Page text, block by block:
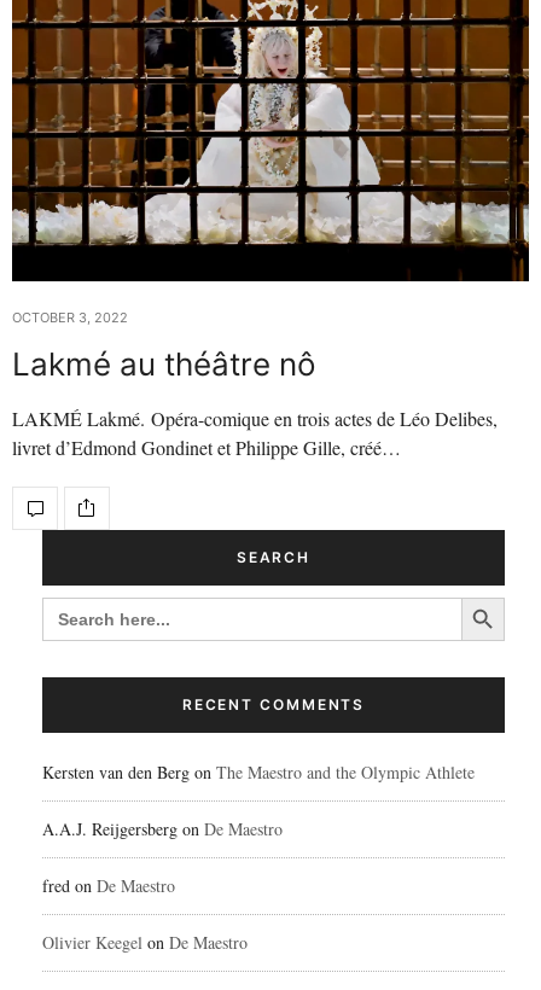
OCTOBER 3, 2022
Lakmé au théâtre nô
LAKMÉ Lakmé. Opéra-comique en trois actes de Léo Delibes,
livret d’Edmond Gondinet et Philippe Gille, créé…
SEARCH
SEARCH
FOR:
Search Button
RECENT COMMENTS
Kersten van den Berg on The Maestro and the Olympic Athlete
A.A.J. Reijgersberg on De Maestro
fred on De Maestro
Olivier Keegel on De Maestro